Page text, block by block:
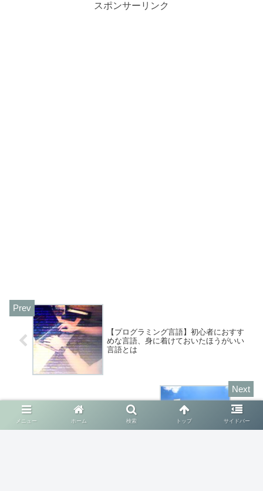
スポンサーリンク
【プログラミング言語】初心者におすす
めな言語、身に着けておいたほうがいい
言語とは
【プログラミング入門】javaでWEBアプ
リケーションを作ってみよう！【はじめ
に】
メニュー ホーム 検索 トップ サイドバー